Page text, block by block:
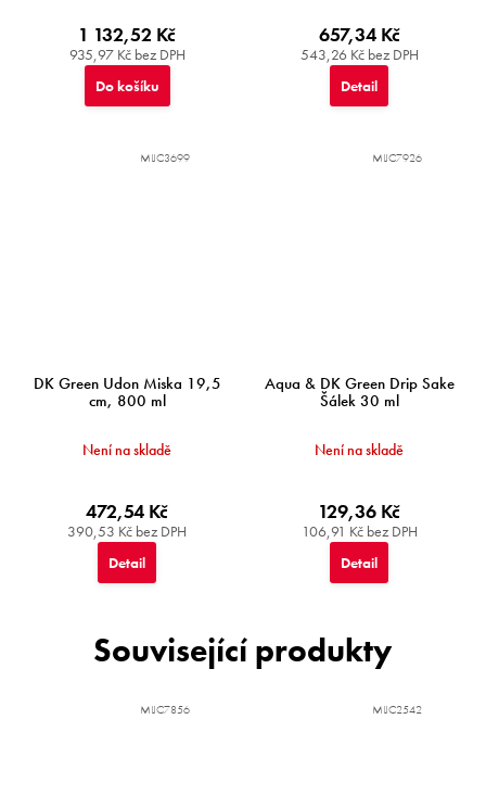
935,97 Kč bez DPH
1 132,52 Kč
Do košíku
543,26 Kč bez DPH
657,34 Kč
Detail
DK Green Udon Miska 19,5
cm, 800 ml
Není na skladě
390,53 Kč bez DPH
472,54 Kč
Detail
MIJC3699
Aqua & DK Green Drip Sake
Šálek 30 ml
Není na skladě
106,91 Kč bez DPH
129,36 Kč
Detail
MIJC7926
Související produkty
MIJC7856 MIJC2542